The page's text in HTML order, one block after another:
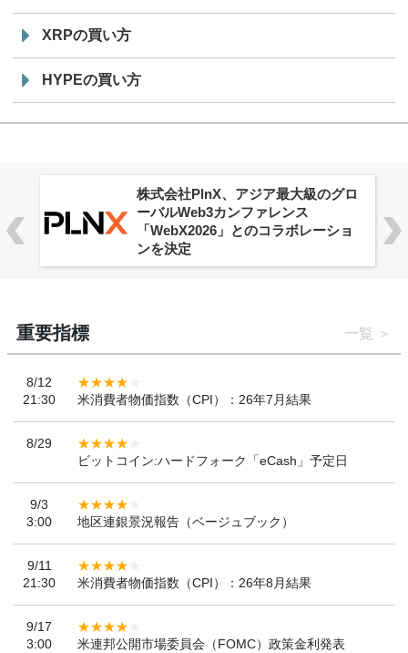
XRPの買い方
HYPEの買い方
株式会社PlnX、アジア最大級のグロ
ーバルWeb3カンファレンス
「WebX2026」とのコラボレーショ
ンを決定
重要指標 一覧
8/12
21:30
米消費者物価指数（CPI）：26年7月結果
8/29
ビットコイン:ハードフォーク「eCash」予定日
9/3
3:00
地区連銀景況報告（ベージュブック）
9/11
21:30
米消費者物価指数（CPI）：26年8月結果
9/17
3:00
米連邦公開市場委員会（FOMC）政策金利発表